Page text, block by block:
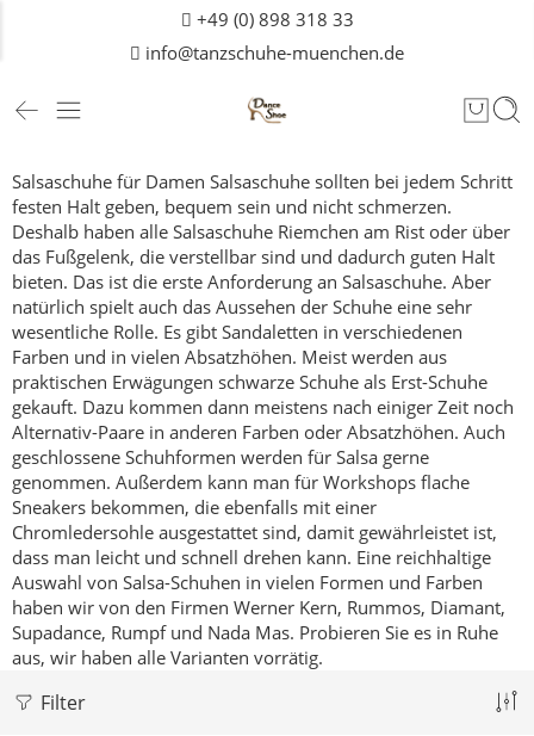
+49 (0) 898 318 33
info@tanzschuhe-muenchen.de
Salsaschuhe für Damen Salsaschuhe sollten bei jedem Schritt
festen Halt geben, bequem sein und nicht schmerzen.
Deshalb haben alle Salsaschuhe Riemchen am Rist oder über
das Fußgelenk, die verstellbar sind und dadurch guten Halt
bieten. Das ist die erste Anforderung an Salsaschuhe. Aber
natürlich spielt auch das Aussehen der Schuhe eine sehr
wesentliche Rolle. Es gibt Sandaletten in verschiedenen
Farben und in vielen Absatzhöhen. Meist werden aus
praktischen Erwägungen schwarze Schuhe als Erst-Schuhe
gekauft. Dazu kommen dann meistens nach einiger Zeit noch
Alternativ-Paare in anderen Farben oder Absatzhöhen. Auch
geschlossene Schuhformen werden für Salsa gerne
genommen. Außerdem kann man für Workshops flache
Sneakers bekommen, die ebenfalls mit einer
Chromledersohle ausgestattet sind, damit gewährleistet ist,
dass man leicht und schnell drehen kann. Eine reichhaltige
Auswahl von Salsa-Schuhen in vielen Formen und Farben
haben wir von den Firmen Werner Kern, Rummos, Diamant,
Supadance, Rumpf und Nada Mas. Probieren Sie es in Ruhe
aus, wir haben alle Varianten vorrätig.
Filter